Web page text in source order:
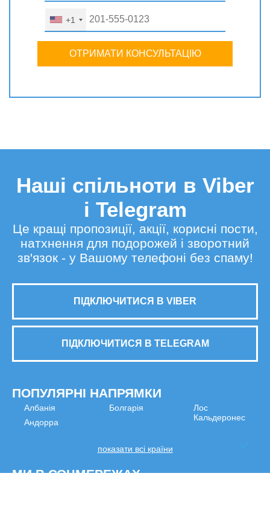
+1
ОТРИМАТИ КОНСУЛЬТАЦІЮ
Наші спільноти в Viber
і Telegram
Це кращі пропозиції, акції, корисні пости,
натхнення для подорожей і зворотний
зв'язок - у Вашому телефоні без спаму!
ПІДКЛЮЧИТИСЯ В VIBER
ПІДКЛЮЧИТИСЯ В TELEGRAM
ПОПУЛЯРНІ НАПРЯМКИ
Албанія
Андорра
Болгарія
Лос
Кальдеронес
показати всі країни
МИ В СОЦМЕРЕЖАХ